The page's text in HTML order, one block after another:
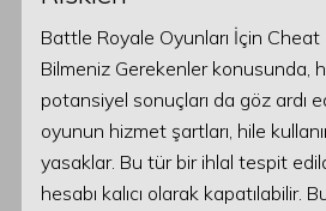
Battle Royale Oyunları İçin Cheat
Bilmeniz Gerekenler konusunda,
potansiyel sonuçları da göz ardı
oyunun hizmet şartları, hile
yasaklar. Bu tür bir ihlal tespit
hesabı kalıcı olarak kapatılabilir.